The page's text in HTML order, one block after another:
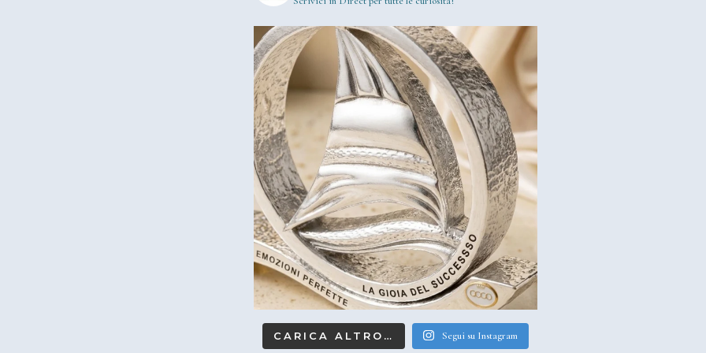
CARICA ALTRO… Segui su Instagram